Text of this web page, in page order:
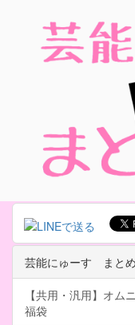
芸能にゅーす まと
【共用・汎用】オム
福袋